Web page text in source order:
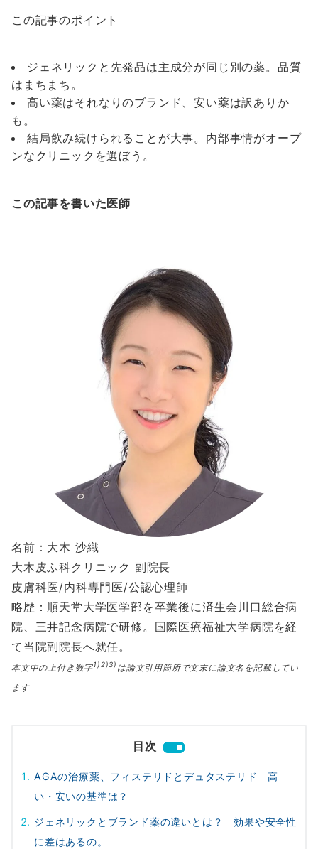
この記事のポイント
ジェネリックと先発品は主成分が同じ別の薬。品質
はまちまち。
高い薬はそれなりのブランド、安い薬は訳ありか
も。
結局飲み続けられることが大事。内部事情がオープ
ンなクリニックを選ぼう。
この記事を書いた医師
名前：大木 沙織
大木皮ふ科クリニック 副院長
皮膚科医/内科専門医/公認心理師
略歴：順天堂大学医学部を卒業後に済生会川口総合病
院、三井記念病院で研修。国際医療福祉大学病院を経
て当院副院長へ就任。
本文中の上付き数字1)2)3) は論文引用箇所で文末に論文名を記載してい
ます
目次
AGAの治療薬、フィステリドとデュタステリド 高
い・安いの基準は？
ジェネリックとブランド薬の違いとは？ 効果や安全性
に差はあるの。